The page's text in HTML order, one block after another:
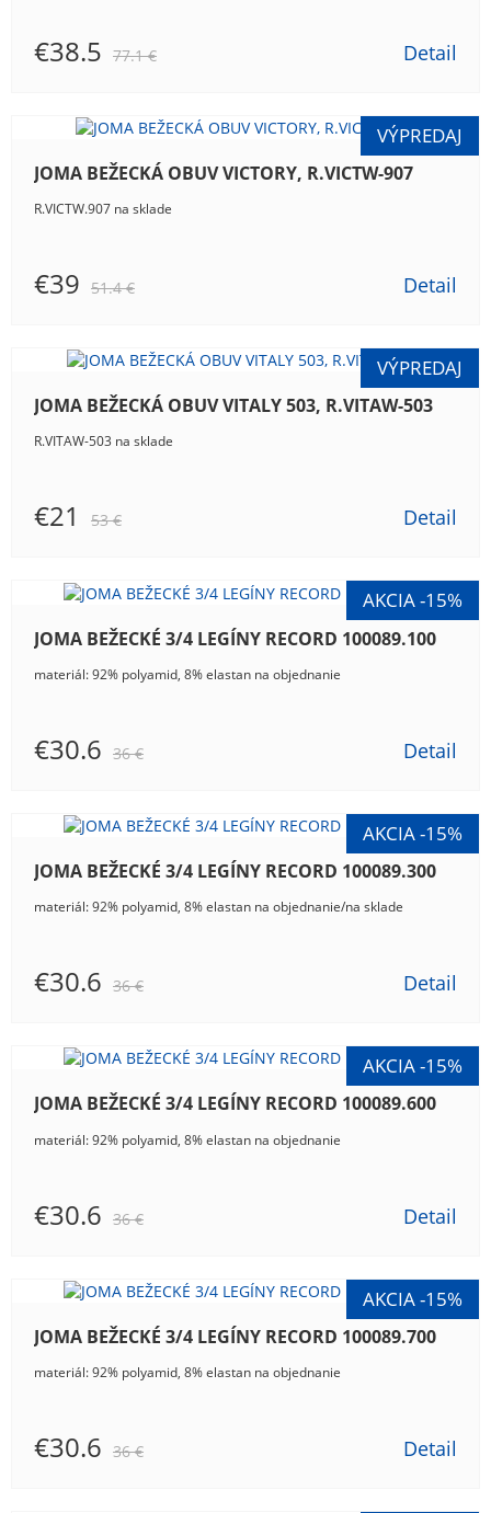
€38.5 77.1 € Detail
JOMA BEŽECKÁ OBUV VICTORY, R.VICTW-907
R.VICTW.907 na sklade
€39 51.4 € Detail
JOMA BEŽECKÁ OBUV VITALY 503, R.VITAW-503
R.VITAW-503 na sklade
€21 53 € Detail
JOMA BEŽECKÉ 3/4 LEGÍNY RECORD 100089.100
materiál: 92% polyamid, 8% elastan na objednanie
€30.6 36 € Detail
JOMA BEŽECKÉ 3/4 LEGÍNY RECORD 100089.300
materiál: 92% polyamid, 8% elastan na objednanie/na sklade
€30.6 36 € Detail
JOMA BEŽECKÉ 3/4 LEGÍNY RECORD 100089.600
materiál: 92% polyamid, 8% elastan na objednanie
€30.6 36 € Detail
JOMA BEŽECKÉ 3/4 LEGÍNY RECORD 100089.700
materiál: 92% polyamid, 8% elastan na objednanie
€30.6 36 € Detail